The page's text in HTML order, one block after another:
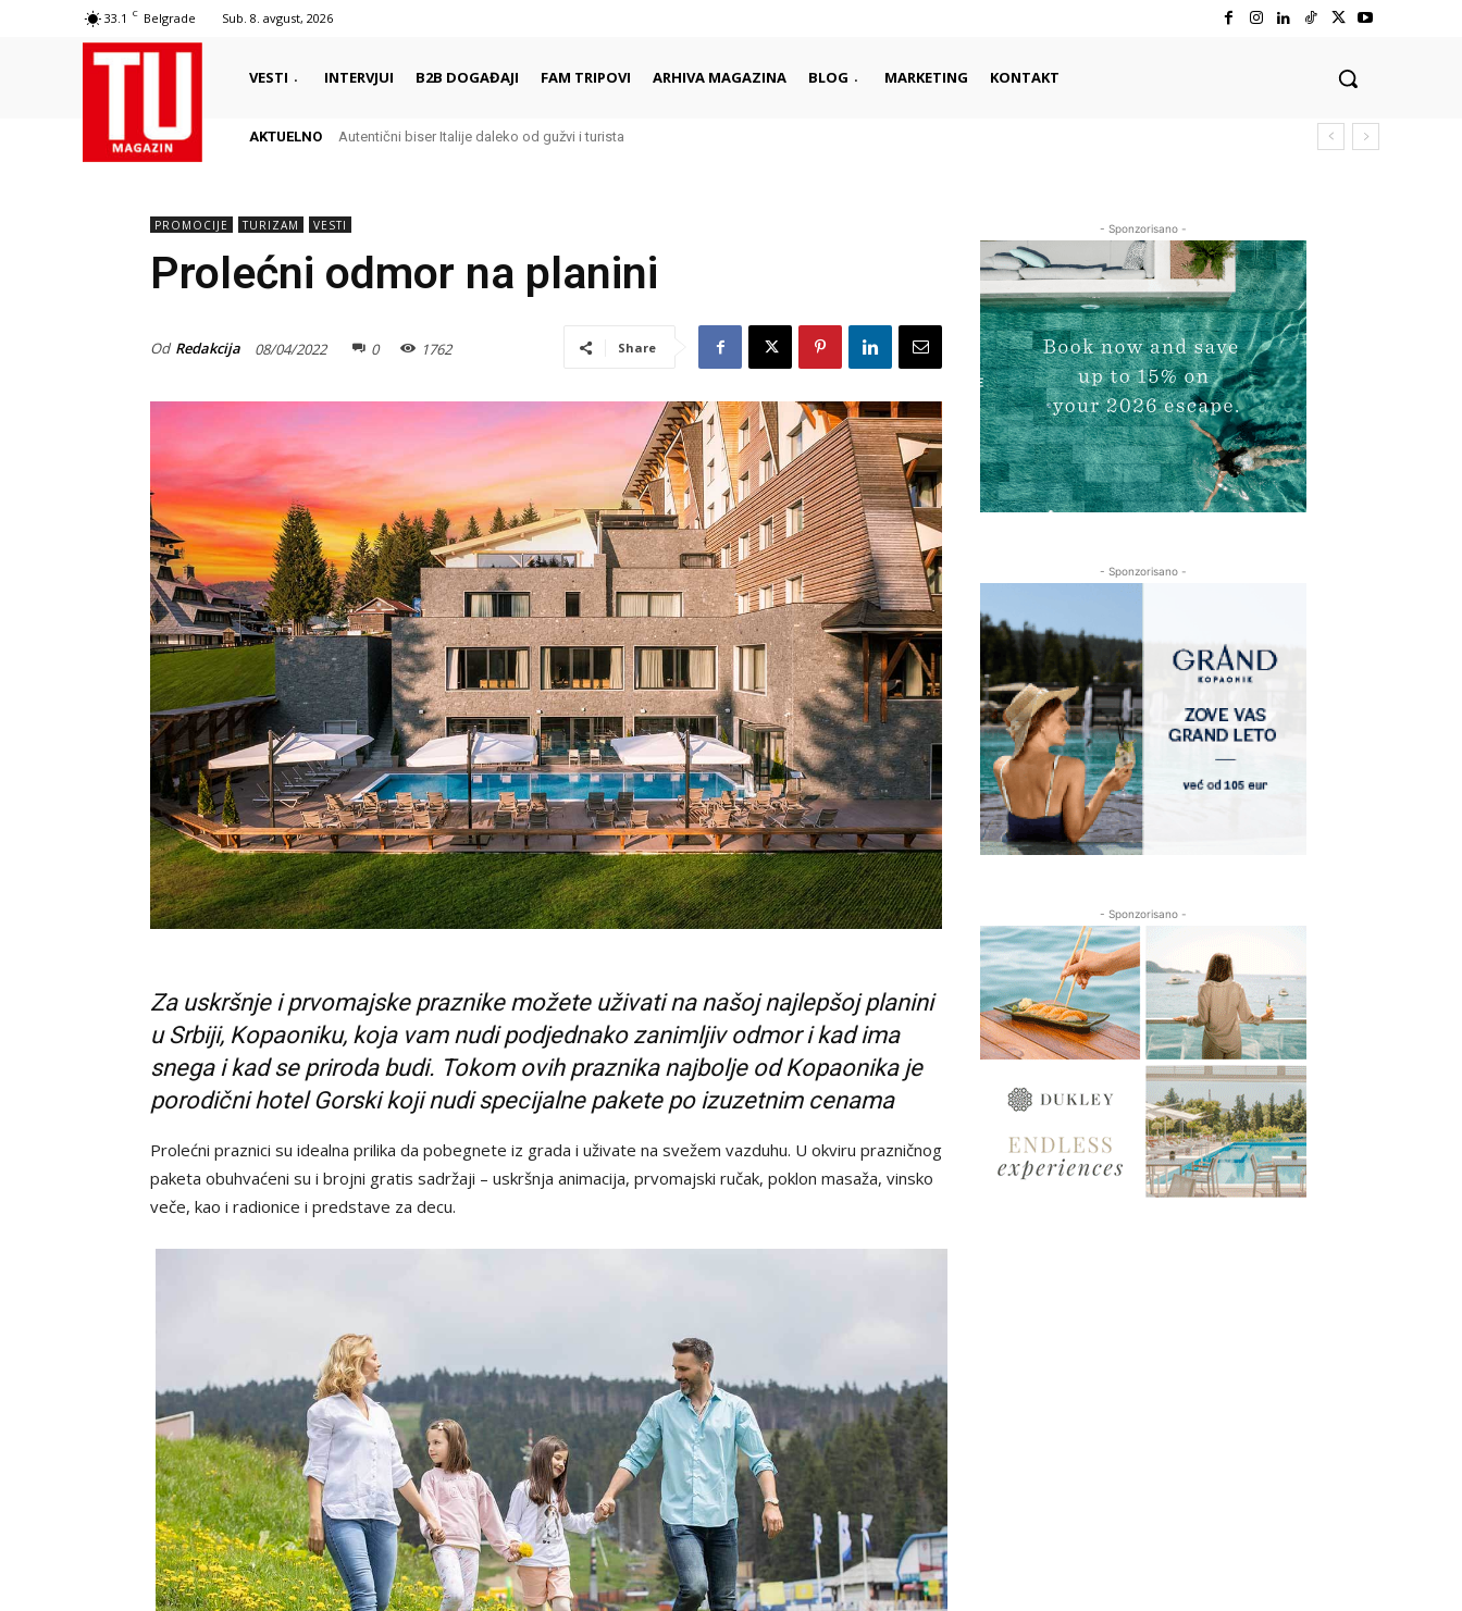
33.1 C Belgrade Sub. 8. avgust, 2026
VESTI INTERVJUI B2B DOGAĐAJI FAM TRIPOVI ARHIVA MAGAZINA BLOG MARKETING KONTAKT
AKTUELNO Delikates sa kojim Grci započinju i završavaju dan
Autentični biser Italije daleko od gužvi i turista
PROMOCIJE TURIZAM VESTI
Prolećni odmor na planini
Od Redakcija 08/04/2022 0 1762 Share
Za uskršnje i prvomajske praznike možete uživati na našoj najlepšoj planini
u Srbiji, Kopaoniku, koja vam nudi podjednako zanimljiv odmor i kad ima
snega i kad se priroda budi. Tokom ovih praznika najbolje od Kopaonika je
porodični hotel Gorski koji nudi specijalne pakete po izuzetnim cenama
Prolećni praznici su idealna prilika da pobegnete iz grada i uživate na svežem vazduhu. U okviru prazničnog
paketa obuhvaćeni su i brojni gratis sadržaji – uskršnja animacija, prvomajski ručak, poklon masaža, vinsko
veče, kao i radionice i predstave za decu.
- Sponzorisano -
- Sponzorisano -
- Sponzorisano -